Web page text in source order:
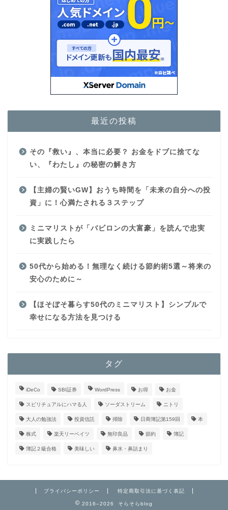
最近の投稿
その『救い』、本当に必要？ お金をドブに捨てな
い、『わたし』の秘密の解き方
【主婦の賢いGW】おうち時間を「未来の自分への投
資」に！心満たされる３ステップ
ミニマリストが「バビロンの大富豪」を読んで忠実
に実践したら
50代から始める！無理なく続ける節約術5選～将来の
安心のために～
【ほそぼそ暮らす50代のミニマリスト】シンプルで
幸せになる方法を見つける
タグ
iDeCo SBI証券 WordPress お得 お金
スピリチュアルにハマる人 ソーダストリーム ニトリ
大人の勉強法 投資信託 掃除 日商簿記第159回 本
株式 楽天リーベイツ 無印良品 節約 簿記
簿記２級合格 美味しい 鼻水・鼻詰まり
プライバシーポリシー 特定商取引法に基づく表記
2016–2026 そらそらblog